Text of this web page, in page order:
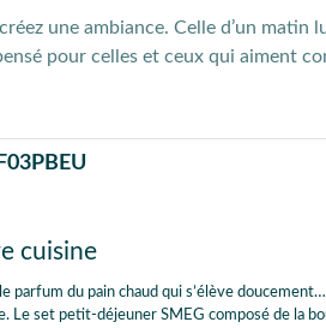
une ambiance. Celle d’un matin
pour celles et ceux qui aiment
cuisine
parfum du pain chaud qui s’élève
Le set petit-déjeuner SMEG composé de la